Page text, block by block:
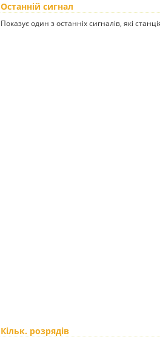
Останній сигнал
Показує один з останніх сигналів, які
Кільк. розрядів